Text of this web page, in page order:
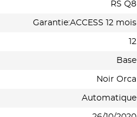
RS Q8
Garantie:ACCESS 12 mois
12
Base
Noir Orca
Automatique